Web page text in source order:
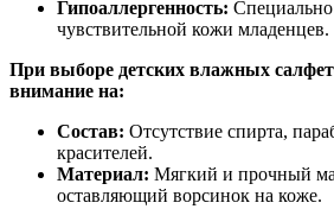
Гипоаллергенность: Специально
чувствительной кожи младенцев.
При выборе детских влажных
внимание на:
Состав: Отсутствие спирта,
красителей.
Материал: Мягкий и прочный
оставляющий ворсинок на коже.